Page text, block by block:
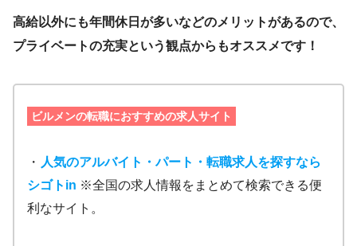
高給以外にも年間休日が多いなどのメリットがあるので、
プライベートの充実という観点からもオススメです！
ビルメンの転職におすすめの求人サイト
・ 人気のアルバイト・パート・転職求人を探すなら
シゴトin ※全国の求人情報をまとめて検索できる便
利なサイト。